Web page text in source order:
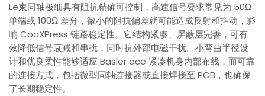
Le束同轴极细具有阻抗精确可控制，高速信号要求常见为 50Ω
单端或 100Ω 差分，微小的阻抗偏差就可能造成反射和抖动，影
响 CoaXPress 链路稳定性。它结构紧凑、屏蔽层完善，可有
效降低信号衰减和串扰，同时抗外部电磁干扰。小弯曲半径设
计和优良柔性能够适应 Basler ace 紧凑机身内部布线，而可靠
的连接方式，包括微型同轴连接器或直接焊接至 PCB，也确保
了长期稳定性。